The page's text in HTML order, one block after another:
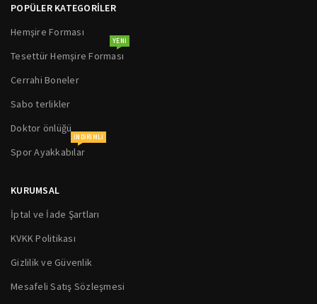
POPÜLER KATEGORİLER
Hemşire Forması
Tesettür Hemşire Forması
YENI
Cerrahi Boneler
Sabo terlikler
Doktor önlüğü
Spor Ayakkabılar
INDIRIMLI
KURUMSAL
İptal ve İade Şartları
KVKK Politikası
Gizlilik ve Güvenlik
Mesafeli Satış Sözleşmesi